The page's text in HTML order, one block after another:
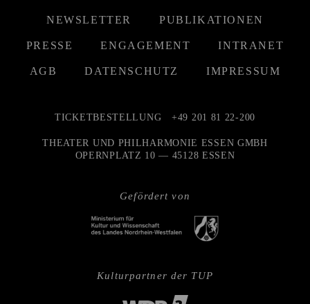
NEWSLETTER PUBLIKATIONEN
PRESSE ENGAGEMENT INTRANET
AGB DATENSCHUTZ IMPRESSUM
Gefördert von
TICKETBESTELLUNG +49 201 81 22-200
THEATER UND PHILHARMONIE ESSEN GMBH
OPERNPLATZ 10 — 45128 ESSEN
Kulturpartner der TUP